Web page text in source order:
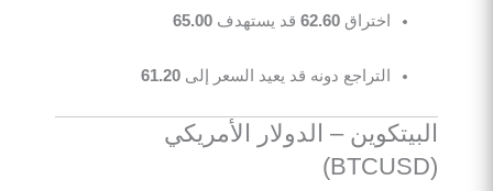
اختراق62.60 قد يستهدف65.00
التراجع دونه قد يعيد السعر إلى61.20
البيتكوين – الدولار الأمريكي
(BTCUSD)